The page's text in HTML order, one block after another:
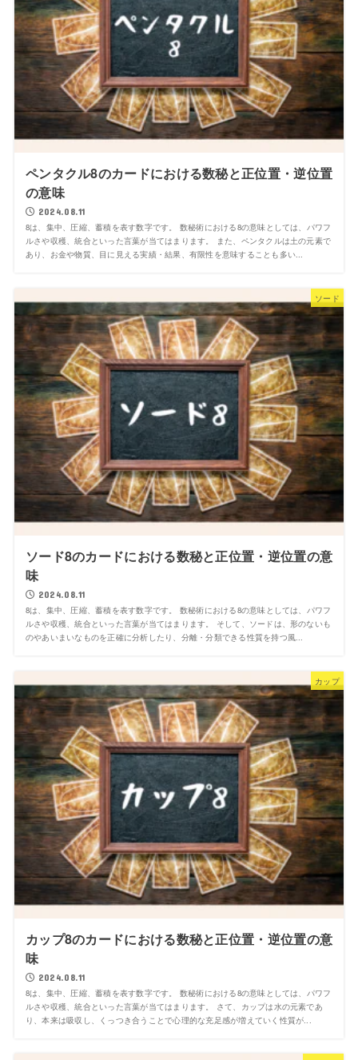
ペンタクル8のカードにおける数秘と正位置・逆位置
の意味
2024.08.11
8は、集中、圧縮、蓄積を表す数字です。 数秘術における8の意味としては、パワフ
ルさや収穫、統合といった言葉が当てはまります。 また、ペンタクルは土の元素で
あり、お金や物質、目に見える実績・結果、有限性を意味することも多い...
ソード
ソード8のカードにおける数秘と正位置・逆位置の意
味
2024.08.11
8は、集中、圧縮、蓄積を表す数字です。 数秘術における8の意味としては、パワフ
ルさや収穫、統合といった言葉が当てはまります。 そして、ソードは、形のないも
のやあいまいなものを正確に分析したり、分離・分類できる性質を持つ風...
カップ
カップ8のカードにおける数秘と正位置・逆位置の意
味
2024.08.11
8は、集中、圧縮、蓄積を表す数字です。 数秘術における8の意味としては、パワフ
ルさや収穫、統合といった言葉が当てはまります。 さて、カップは水の元素であ
り、本来は吸収し、くっつき合うことで心理的な充足感が増えていく性質が...